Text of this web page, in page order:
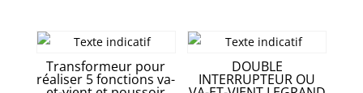
Transformeur pour
réaliser 5 fonctions va-
DOUBLE
INTERRUPTEUR OU